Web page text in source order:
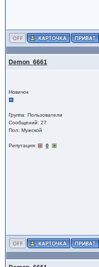
Demon_6661
Новичок
Группа: Пользователи
Сообщений: 27
Пол: Мужской
Репутация: 0